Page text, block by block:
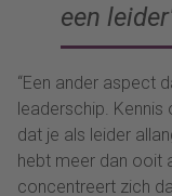
een leider
“Een ander aspect
leaderschip.
dat je als leider
hebt meer dan ooit
concentreert zich